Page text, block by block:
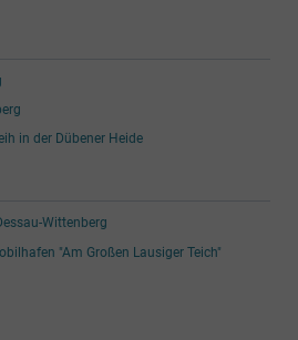
in der Dübener Heide
Wittenberg
"Am Großen Lausiger Teich"